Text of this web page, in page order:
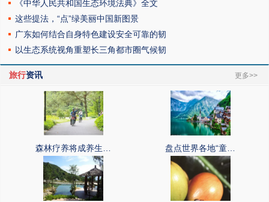
《中华人民共和国生态环境法典》全文
这些提法，“点”绿美丽中国新图景
广东如何结合自身特色建设安全可靠的韧
以生态系统视角重塑长三角都市圈气候韧
旅行资讯 更多>>
森林疗养将成养生… 盘点世界各地“童…